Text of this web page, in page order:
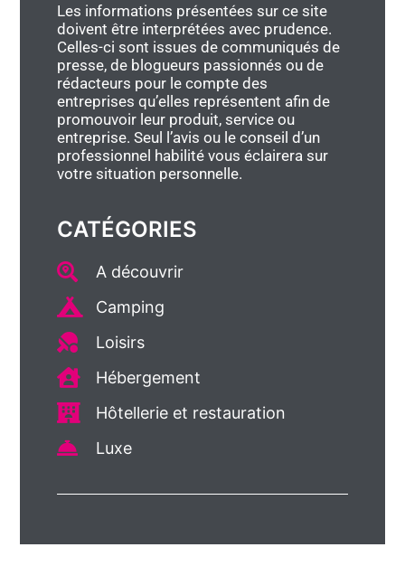
Les informations présentées sur ce site
doivent être interprétées avec prudence.
Celles-ci sont issues de communiqués de
presse, de blogueurs passionnés ou de
rédacteurs pour le compte des
entreprises qu’elles représentent afin de
promouvoir leur produit, service ou
entreprise. Seul l’avis ou le conseil d’un
professionnel habilité vous éclairera sur
votre situation personnelle.
CATÉGORIES
A découvrir
Camping
Loisirs
Hébergement
Hôtellerie et restauration
Luxe